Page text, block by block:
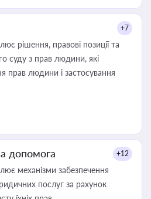
+7
рішення, правові позиції та
суду з прав людини, які
прав людини і застосування
допомога +12
механізми забезпечення
послуг за рахунок